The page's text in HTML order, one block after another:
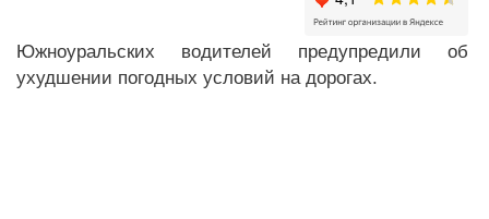
Южноуральских водителей предупредили об
ухудшении погодных условий на дорогах.